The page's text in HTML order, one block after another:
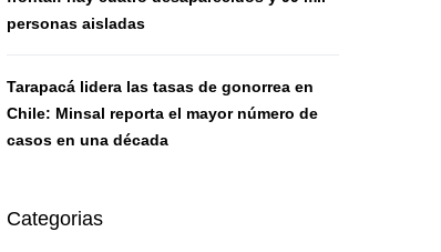
personas aisladas
Tarapacá lidera las tasas de gonorrea en
Chile: Minsal reporta el mayor número de
casos en una década
Categorias